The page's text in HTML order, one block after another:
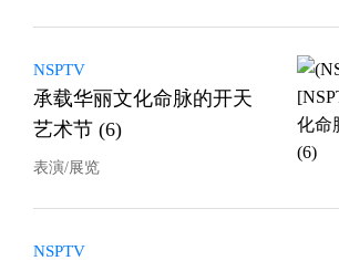
NSPTV
承载华丽文化命脉的开天
艺术节 (6)
表演/展览
NSPTV